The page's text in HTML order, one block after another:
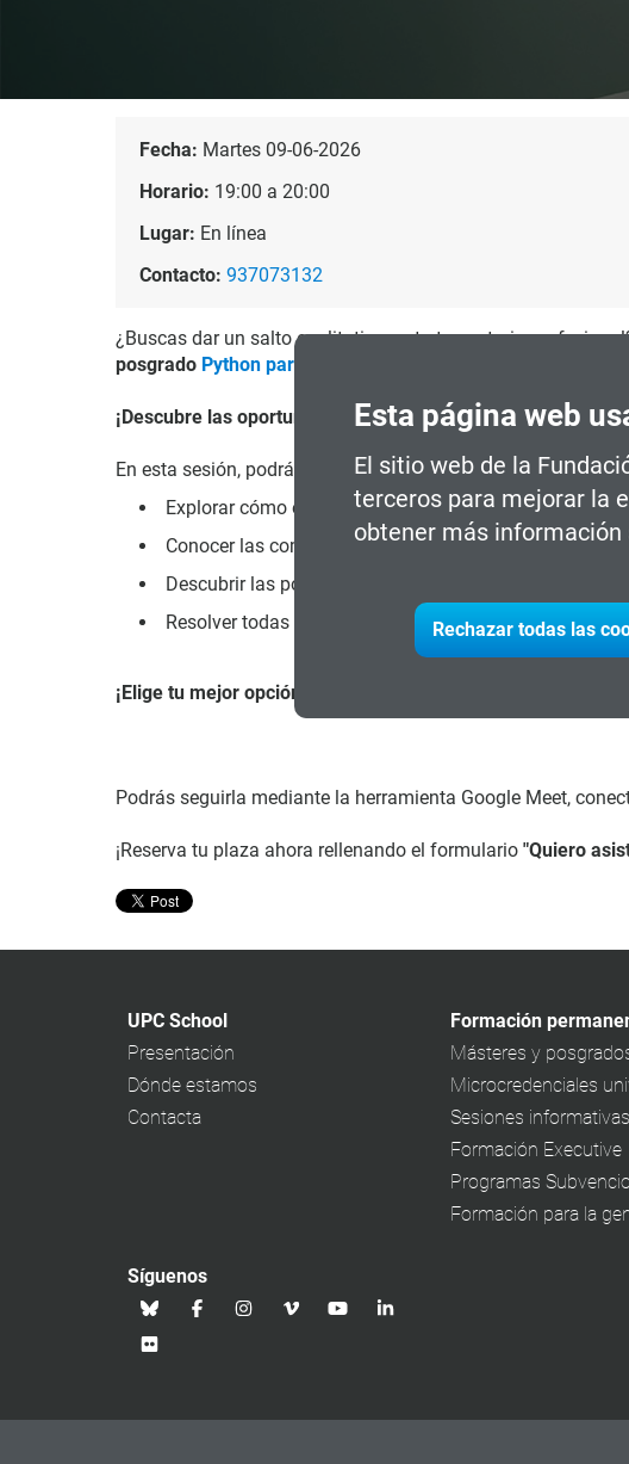
Esta página web
El sitio web de la
terceros para mejorar la
obtener más
Rechazar todas las
Fecha: Martes 09-06-2026
Horario: 19:00 a 20:00
Lugar: En línea
Contacto: 937073132
¿Buscas dar un salto cualitativo en tu trayectoria
posgrado Python para Profesionales (Beginner)
¡Descubre las oportunidades que te esperan!
En esta sesión, podrás:
Explorar cómo este programa puede abrirte nuevas
Conocer las competencias clave que adquirirás para
Descubrir las posibilidades de reorientación
Resolver todas tus dudas del proceso de matrícula
¡Elige tu mejor opción!
Podrás seguirla mediante la herramienta Google Meet,
¡Reserva tu plaza ahora rellenando el formulario "Quiero
UPC School
Presentación
Dónde estamos
Contacta
Formación
Másteres y
Microcredenciales
Sesiones informativas
Formación Executive
Programas
Formación para la
Síguenos